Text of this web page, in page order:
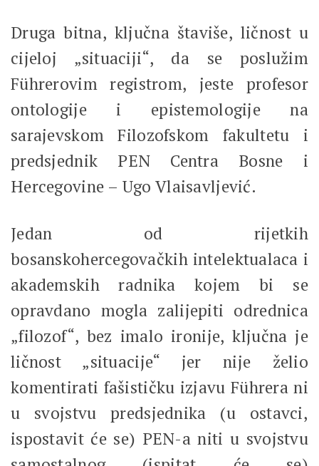
Druga bitna, ključna štaviše, ličnost u
cijeloj „situaciji“, da se poslužim
Führerovim registrom, jeste profesor
ontologije i epistemologije na
sarajevskom Filozofskom fakultetu i
predsjednik PEN Centra Bosne i
Hercegovine – Ugo Vlaisavljević.
Jedan od rijetkih
bosanskohercegovačkih intelektualaca i
akademskih radnika kojem bi se
opravdano mogla zalijepiti odrednica
„filozof“, bez imalo ironije, ključna je
ličnost „situacije“ jer nije želio
komentirati fašističku izjavu Führera ni
u svojstvu predsjednika (u ostavci,
ispostavit će se) PEN-a niti u svojstvu